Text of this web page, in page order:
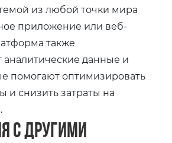
из любой точки мира
приложение или веб-
также
аналитические данные и
помогают оптимизировать
и снизить затраты на
с другими